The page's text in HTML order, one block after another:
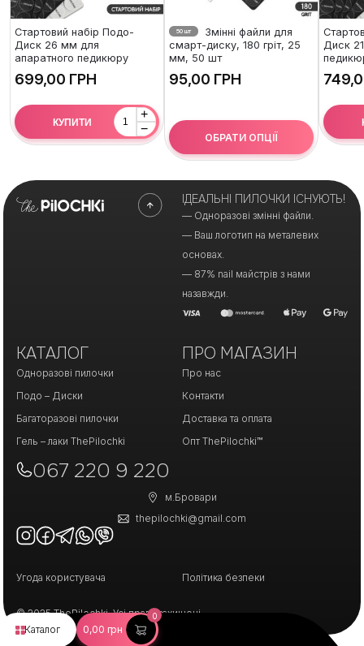
Каталог 0,00 грн
0
Стартовий набір Подо-
Диск 26 мм для
апаратного педикюру
ГРН
+
−
КУПИТИ
50 шт
Змінні файли для
смарт-диску, 180 гріт, 25
мм, 50 шт
ГРН
ОБРАТИ ОПЦІЇ
Диск
ІДЕАЛЬНІ ПИЛОЧКИ ІСНУЮТЬ!
— Одноразові змінні файли.
— Ваш логотип на металевих
основах.
— 87% nail майстрів з нами
назавжди.
КАТАЛОГ
Одноразові пилочки
Подо – Диски
Багаторазові пилочки
Гель – лаки ThePilochki
ПРО МАГАЗИН
Про нас
Контакти
Доставка та оплата
Опт ThePilochki™
067 220 9 220
м.Бровари
thepilochki@gmail.com
Угода користувача Політика безпеки
© 2025 ThePilochki. Усі права захищені.